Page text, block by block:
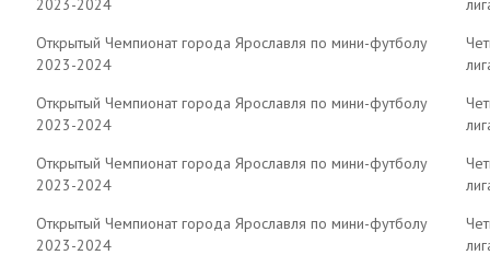
2023-2024
Открытый Чемпионат города Ярославля по мини-футболу
2023-2024
Открытый Чемпионат города Ярославля по мини-футболу
2023-2024
Открытый Чемпионат города Ярославля по мини-футболу
2023-2024
Открытый Чемпионат города Ярославля по мини-футболу
2023-2024